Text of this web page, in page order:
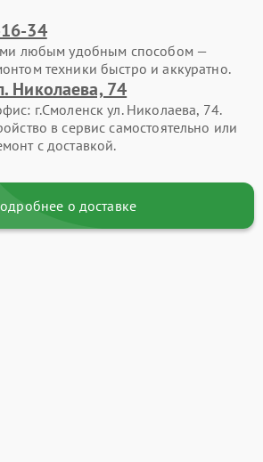
34
любым удобным способом —
техники быстро и аккуратно.
Николаева, 74
г.Смоленск ул. Николаева, 74.
в сервис самостоятельно или
с доставкой.
о доставке